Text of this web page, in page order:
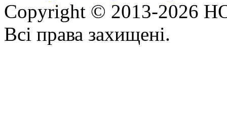
Copyright © 2013-2026
Всі права захищені.